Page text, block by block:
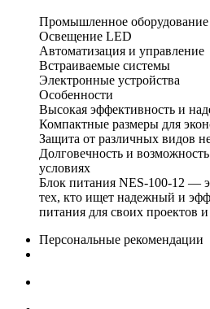
Промышленное оборудование
Освещение LED
Автоматизация и управление
Встраиваемые системы
Электронные устройства
Особенности
Высокая эффективность и
Компактные размеры для
Защита от различных видов
Долговечность и
условиях
Блок питания NES-100-12 —
тех, кто ищет надежный и
питания для своих проектов
Персональные рекомендации